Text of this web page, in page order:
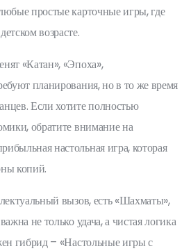
простые карточные игры, где
возрасте.
«Катан», «Эпоха»,
планирования, но в то же время
Если хотите полностью
обратите внимание на
настольная игра, которая
копий.
вызов, есть «Шахматы»,
не только удача, а чистая логика
гибрид – «Настольные игры с